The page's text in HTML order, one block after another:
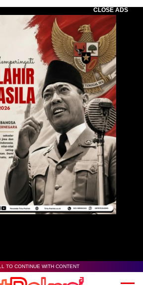
CLOSE ADS
TO CONTINUE WITH CONTENT